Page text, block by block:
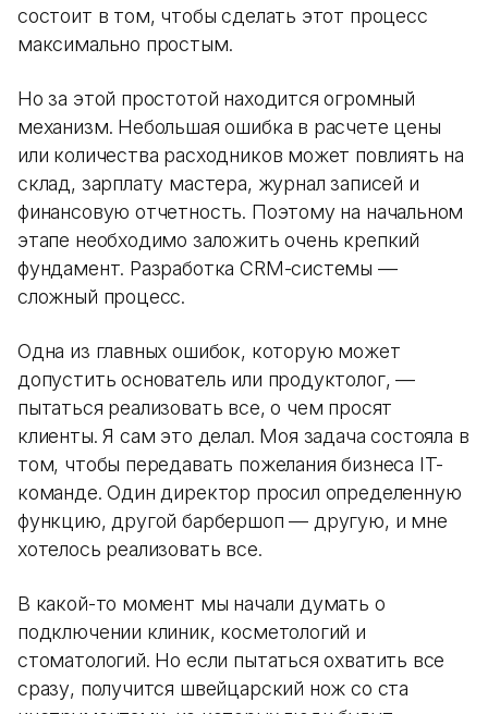
состоит в том, чтобы сделать этот процесс
максимально простым.
Но за этой простотой находится огромный
механизм. Небольшая ошибка в расчете цены
или количества расходников может повлиять на
склад, зарплату мастера, журнал записей и
финансовую отчетность. Поэтому на начальном
этапе необходимо заложить очень крепкий
фундамент. Разработка CRM-системы —
сложный процесс.
Одна из главных ошибок, которую может
допустить основатель или продуктолог, —
пытаться реализовать все, о чем просят
клиенты. Я сам это делал. Моя задача состояла в
том, чтобы передавать пожелания бизнеса IT-
команде. Один директор просил определенную
функцию, другой барбершоп — другую, и мне
хотелось реализовать все.
В какой-то момент мы начали думать о
подключении клиник, косметологий и
стоматологий. Но если пытаться охватить все
сразу, получится швейцарский нож со ста